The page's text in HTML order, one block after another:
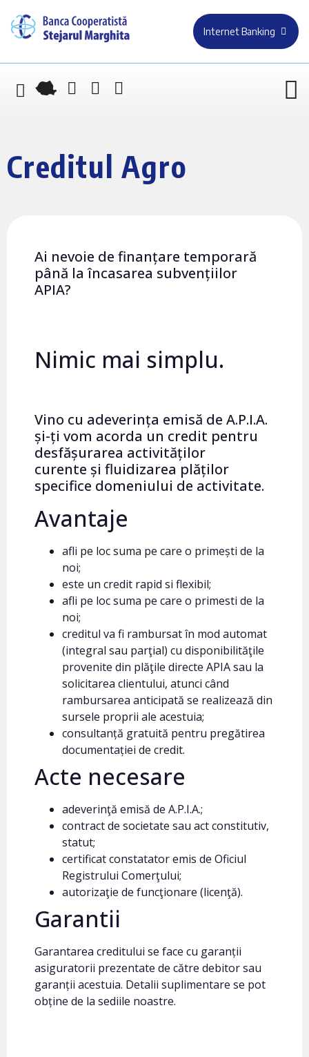
Internet Banking
Creditul Agro
Ai nevoie de finanțare temporară
până la încasarea subvențiilor
APIA?
Nimic mai simplu.
Vino cu adeverința emisă de A.P.I.A.
și-ți vom acorda un credit pentru
desfășurarea activităților
curente și fluidizarea plăților
specifice domeniului de activitate.
Avantaje
afli pe loc suma pe care o primești de la
noi;
este un credit rapid si flexibil;
afli pe loc suma pe care o primesti de la
noi;
creditul va fi rambursat în mod automat
(integral sau parţial) cu disponibilităţile
provenite din plăţile directe APIA sau la
solicitarea clientului, atunci când
rambursarea anticipată se realizează din
sursele proprii ale acestuia;
consultanță gratuită pentru pregătirea
documentației de credit.
Acte necesare
adeverinţă emisă de A.P.I.A.;
contract de societate sau act constitutiv,
statut;
certificat constatator emis de Oficiul
Registrului Comerţului;
autorizaţie de funcţionare (licenţă).
Garantii
Garantarea creditului se face cu garanții
asiguratorii prezentate de către debitor sau
garanții acestuia. Detalii suplimentare se pot
obține de la sediile noastre.